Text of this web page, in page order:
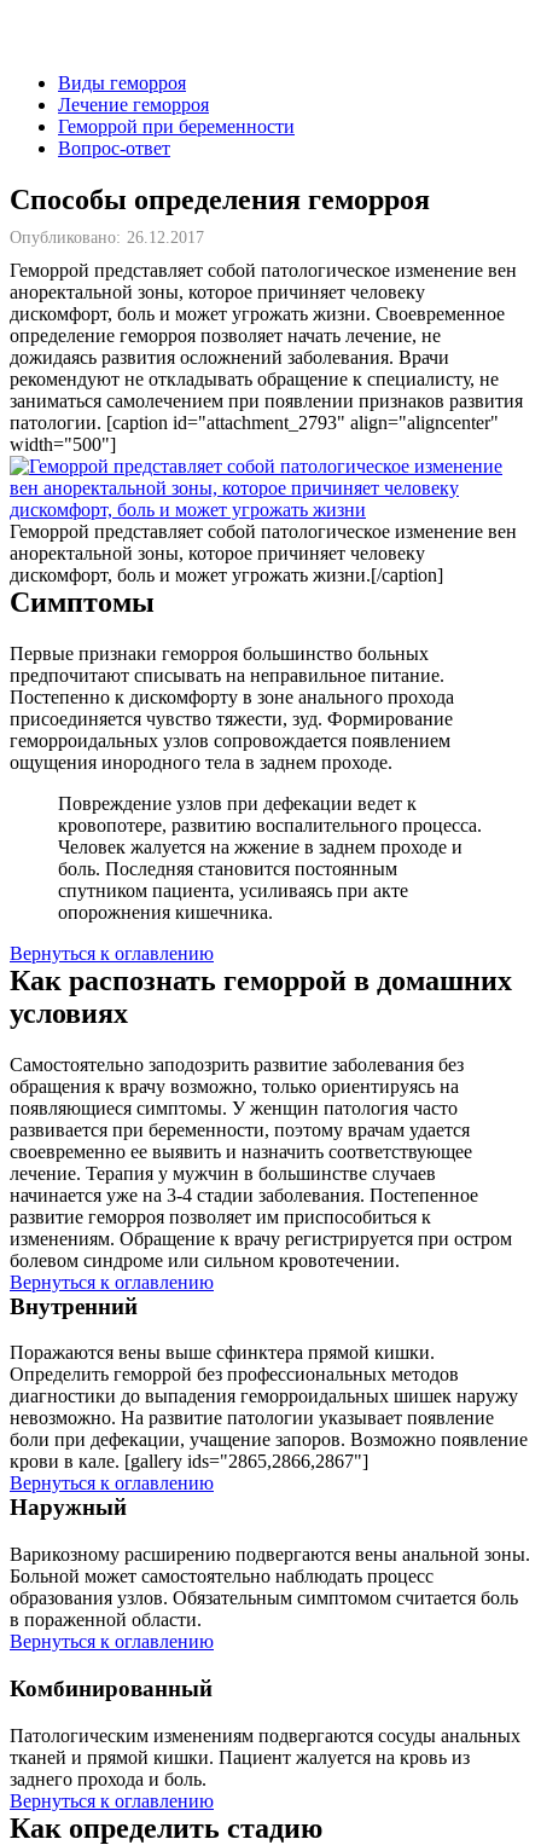
Виды геморроя
Лечение геморроя
Геморрой при беременности
Вопрос-ответ
Способы определения геморроя
Опубликовано: 26.12.2017
Геморрой представляет собой патологическое изменение вен
аноректальной зоны, которое причиняет человеку
дискомфорт, боль и может угрожать жизни. Своевременное
определение геморроя позволяет начать лечение, не
дожидаясь развития осложнений заболевания. Врачи
рекомендуют не откладывать обращение к специалисту, не
заниматься самолечением при появлении признаков развития
патологии. [caption id="attachment_2793" align="aligncenter"
width="500"]
Геморрой представляет собой патологическое изменение вен
аноректальной зоны, которое причиняет человеку
дискомфорт, боль и может угрожать жизни.[/caption]
Симптомы
Первые признаки геморроя большинство больных
предпочитают списывать на неправильное питание.
Постепенно к дискомфорту в зоне анального прохода
присоединяется чувство тяжести, зуд. Формирование
геморроидальных узлов сопровождается появлением
ощущения инородного тела в заднем проходе.
Повреждение узлов при дефекации ведет к
кровопотере, развитию воспалительного процесса.
Человек жалуется на жжение в заднем проходе и
боль. Последняя становится постоянным
спутником пациента, усиливаясь при акте
опорожнения кишечника.
Вернуться к оглавлению
Как распознать геморрой в домашних
условиях
Самостоятельно заподозрить развитие заболевания без
обращения к врачу возможно, только ориентируясь на
появляющиеся симптомы. У женщин патология часто
развивается при беременности, поэтому врачам удается
своевременно ее выявить и назначить соответствующее
лечение. Терапия у мужчин в большинстве случаев
начинается уже на 3-4 стадии заболевания. Постепенное
развитие геморроя позволяет им приспособиться к
изменениям. Обращение к врачу регистрируется при остром
болевом синдроме или сильном кровотечении.
Вернуться к оглавлению
Внутренний
Поражаются вены выше сфинктера прямой кишки.
Определить геморрой без профессиональных методов
диагностики до выпадения геморроидальных шишек наружу
невозможно. На развитие патологии указывает появление
боли при дефекации, учащение запоров. Возможно появление
крови в кале. [gallery ids="2865,2866,2867"]
Вернуться к оглавлению
Наружный
Варикозному расширению подвергаются вены анальной зоны.
Больной может самостоятельно наблюдать процесс
образования узлов. Обязательным симптомом считается боль
в пораженной области.
Вернуться к оглавлению
Комбинированный
Патологическим изменениям подвергаются сосуды анальных
тканей и прямой кишки. Пациент жалуется на кровь из
заднего прохода и боль.
Вернуться к оглавлению
Как определить стадию